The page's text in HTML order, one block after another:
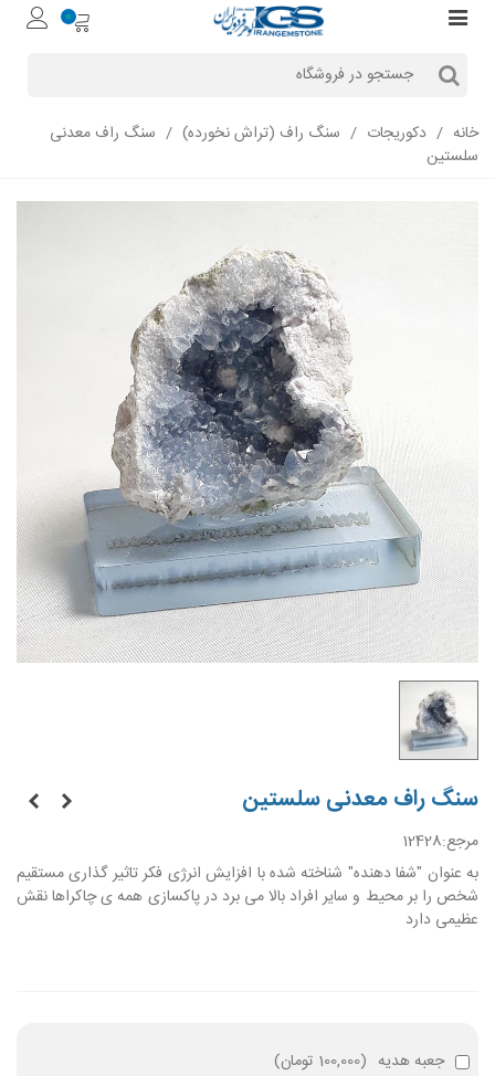
0
خانه / دکوریجات / سنگ راف (تراش نخورده) / سنگ راف معدنی
سلستین
سنگ راف معدنی سلستین
مرجع:12428
به عنوان "شفا دهنده" شناخته شده با افزایش انرژی فکر تاثیر گذاری مستقیم
شخص را بر محیط و سایر افراد بالا می برد در پاکسازی همه ی چاکراها نقش
عظیمی دارد
جعبه هدیه (100,000 تومان )